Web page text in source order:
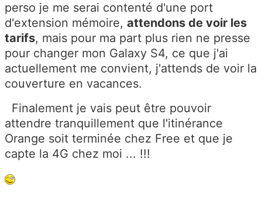
perso je me serai contenté d'une port
d'extension mémoire, attendons de voir les
tarifs, mais pour ma part plus rien ne presse
pour changer mon Galaxy S4, ce que j'ai
actuellement me convient, j'attends de voir la
couverture en vacances.
Finalement je vais peut être pouvoir
attendre tranquillement que l'itinérance
Orange soit terminée chez Free et que je
capte la 4G chez moi ... !!!